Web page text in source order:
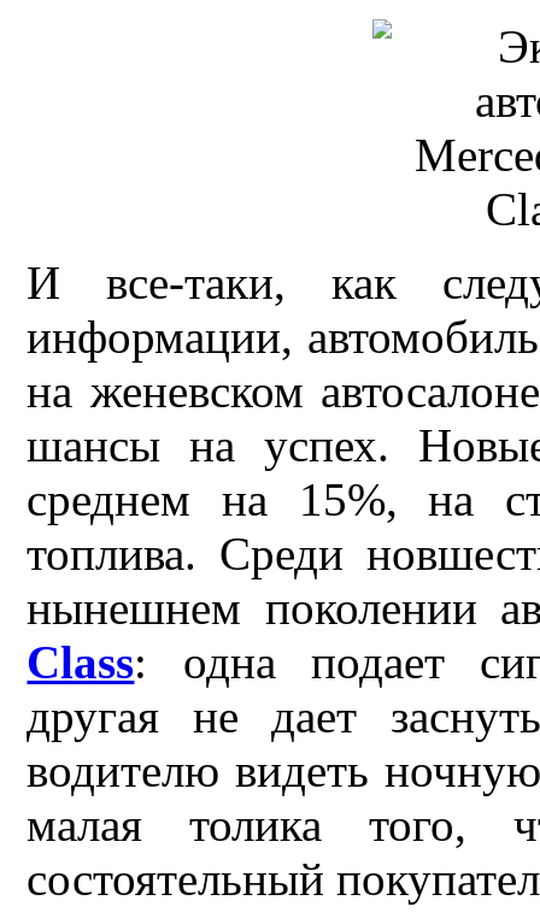
И все-таки, как
информации,
на женевском
шансы на успех.
среднем на 15%, на
топлива. Среди
нынешнем поколении
Class: одна подает
другая не дает
водителю видеть
малая толика того,
состоятельный